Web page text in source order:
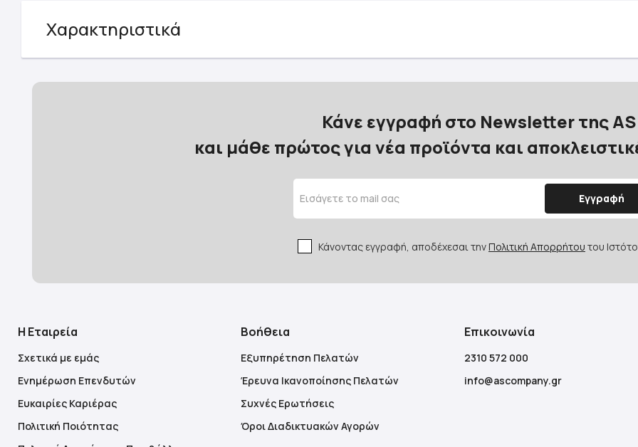
Χαρακτηριστικά
Κάνε εγγραφή στο Newsletter της AS
και μάθε πρώτος για νέα προϊόντα και
Εγγραφή
Κάνοντας εγγραφή, αποδέχεσαι τηνΠολιτική Απορρήτου του
Η Εταιρεία
Σχετικά με εμάς
Ενημέρωση Επενδυτών
Ευκαιρίες Καριέρας
Πολιτική Ποιότητας
Βοήθεια
Εξυπηρέτηση Πελατών
Έρευνα Ικανοποίησης Πελατών
Συχνές Ερωτήσεις
Όροι Διαδικτυακών Αγορών
Επικοινωνία
2310 572 000
info@ascompany.gr